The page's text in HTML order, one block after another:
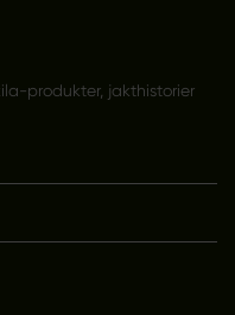
produkter, jakthistorier